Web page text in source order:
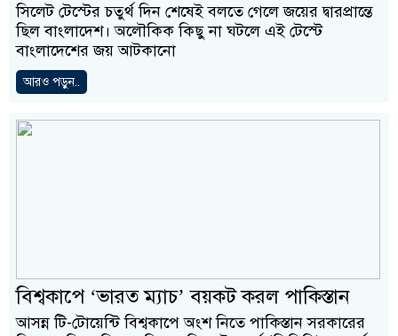
সিলেট টেস্টের চতুর্থ দিন শেষেই বলতে গেলে জয়ের দ্বারপ্রান্তে
ছিল বাংলাদেশ। অলৌকিক কিছু না ঘটলে এই টেস্টে
বাংলাদেশের জয় আটকানো
আরও পড়ুন..
বিশ্বকাপে ‘ভারত ম্যাচ’ বয়কট করল পাকিস্তান
আসন্ন টি-টোয়েন্টি বিশ্বকাপে অংশ নিতে পাকিস্তান সরকারের